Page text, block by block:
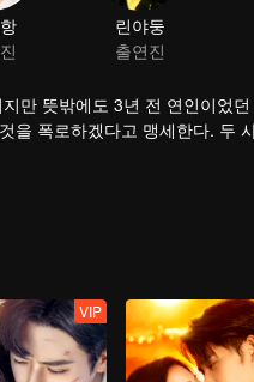
린야둥
출연진
만 뜻밖에도 3년 전 연인이었
을 폭로하겠다고 맹세한다. 두
VIP